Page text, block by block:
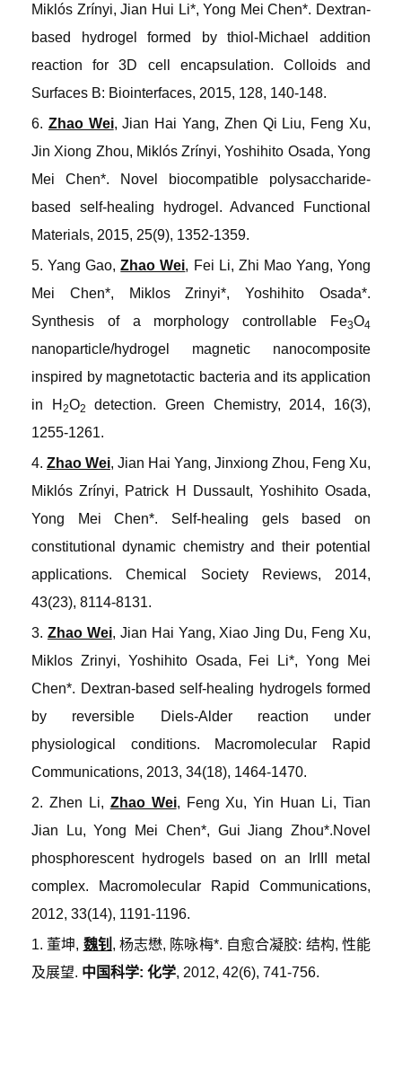
Miklós Zrínyi, Jian Hui Li*, Yong Mei Chen*. Dextran-
based hydrogel formed by thiol-Michael addition
reaction for 3D cell encapsulation. Colloids and
Surfaces B: Biointerfaces, 2015, 128, 140-148.
6. Zhao Wei, Jian Hai Yang, Zhen Qi Liu, Feng Xu,
Jin Xiong Zhou, Miklós Zrínyi, Yoshihito Osada, Yong
Mei Chen*. Novel biocompatible polysaccharide-
based self-healing hydrogel .Advanced Functional
Materials, 2015, 25(9), 1352-1359.
5. Yang Gao,Zhao Wei, Fei Li, Zhi Mao Yang, Yong
Mei Chen*, Miklos Zrinyi*, Yoshihito Osada*.
Synthesis of a morphology controllable Fe3O4
nanoparticle/hydrogel magnetic nanocomposite
inspired by magnetotactic bacteria and its application
in H 2O2 detection.Green Chemistry, 2014, 16(3),
1255-1261.
4. Zhao Wei, Jian Hai Yang, Jinxiong Zhou, Feng Xu,
Miklós Zrínyi, Patrick H Dussault, Yoshihito Osada,
Yong Mei Chen*. Self-healing gels based on
constitutional dynamic chemistry and their potential
applications.Chemical Society Reviews, 2014,
43(23), 8114-8131.
3. Zhao Wei, Jian Hai Yang, Xiao Jing Du, Feng Xu,
Miklos Zrinyi, Yoshihito Osada, Fei Li*, Yong Mei
Chen*. Dextran-based self-healing hydrogels formed
by reversible Diels-Alder reaction under
physiological conditions. Macromolecular Rapid
Communications, 2013, 34(18), 1464-1470.
2. Zhen Li, Zhao Wei, Feng Xu, Yin Huan Li, Tian
Jian Lu, Yong Mei Chen*, Gui Jiang Zhou*.Novel
phosphorescent hydrogels based on an IrIII metal
complex. Macromolecular Rapid Communications,
2012, 33(14), 1191-1196.
1. 董坤, 魏钊 , 杨志懋, 陈咏梅*. 自愈合凝胶: 结构, 性能
及展望. 中国科学: 化学, 2012, 42(6), 741-756.